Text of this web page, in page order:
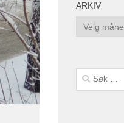
ARKIV
Arkiv
Søk
etter: